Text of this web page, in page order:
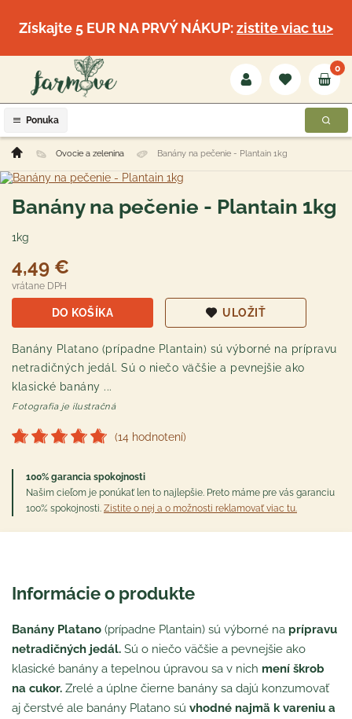
Získajte 5 EUR NA PRVÝ NÁKUP:zistite viac tu>
Ponuka
0
Ovocie a zelenina Banány na pečenie - Plantain 1kg
Banány na pečenie - Plantain 1kg
1kg
4,49 €
vrátane DPH
DO KOŠÍKA ULOŽIŤ
Banány Platano (prípadne Plantain) sú výborné na prípravu
netradičných jedál. Sú o niečo väčšie a pevnejšie ako
klasické banány ...
Fotografia je ilustračná
(14 hodnotení)
100% garancia spokojnosti
Našim cieľom je ponúkať len to najlepšie. Preto máme pre vás garanciu
100% spokojnosti. Zistite o nej a o možnosti reklamovať viac tu.
Informácie o produkte
Banány Platano (prípadne Plantain) sú výborné na prípravu
netradičných jedál. Sú o niečo väčšie a pevnejšie ako
klasické banány a tepelnou úpravou sa v nich mení škrob
na cukor. Zrelé a úplne čierne banány sa dajú konzumovať
aj čerstvé ale banány Platano sú vhodné najmä k vareniu a